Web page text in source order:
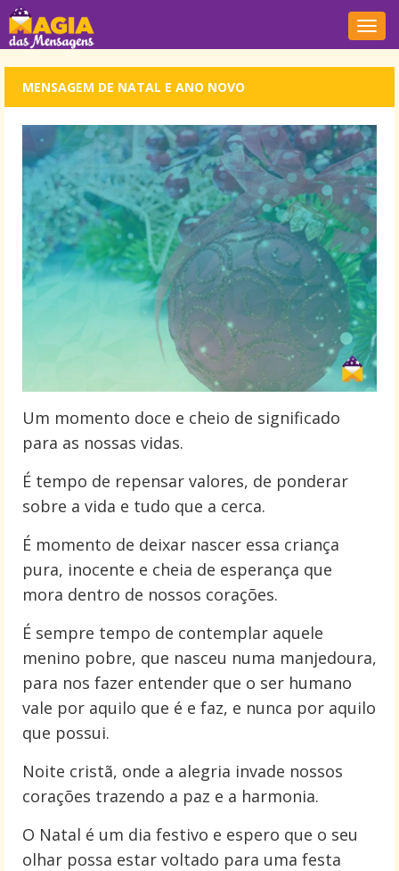
MENSAGEM DE NATAL E ANO NOVO
Um momento doce e cheio de significado
para as nossas vidas.
É tempo de repensar valores, de ponderar
sobre a vida e tudo que a cerca.
É momento de deixar nascer essa criança
pura, inocente e cheia de esperança que
mora dentro de nossos corações.
É sempre tempo de contemplar aquele
menino pobre, que nasceu numa manjedoura,
para nos fazer entender que o ser humano
vale por aquilo que é e faz, e nunca por aquilo
que possui.
Noite cristã, onde a alegria invade nossos
corações trazendo a paz e a harmonia.
O Natal é um dia festivo e espero que o seu
olhar possa estar voltado para uma festa